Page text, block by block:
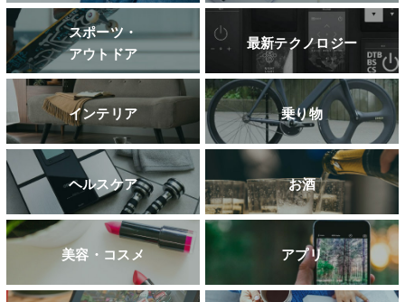
スポーツ・
アウトドア
最新テクノロジー
インテリア 乗り物
ヘルスケア お酒
美容・コスメ アプリ